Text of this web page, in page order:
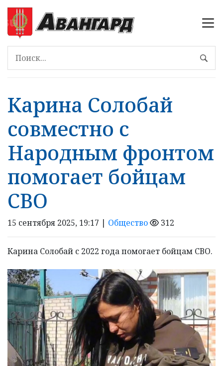
Карина Солобай
совместно с
Народным фронтом
помогает бойцам
СВО
15 сентября 2025, 19:17 | Общество 312
Карина Солобай с 2022 года помогает бойцам СВО.